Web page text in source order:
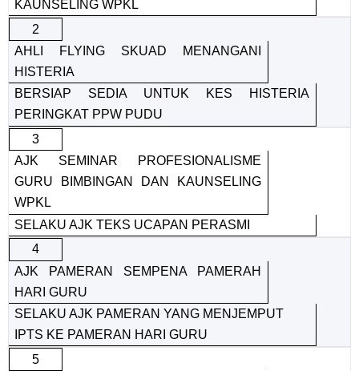
KAUNSELING WPKL
2
AHLI FLYING SKUAD MENANGANI
HISTERIA
BERSIAP SEDIA UNTUK KES HISTERIA
PERINGKAT PPW PUDU
3
AJK SEMINAR PROFESIONALISME
GURU BIMBINGAN DAN KAUNSELING
WPKL
SELAKU AJK TEKS UCAPAN PERASMI
4
AJK PAMERAN SEMPENA PAMERAH
HARI GURU
SELAKU AJK PAMERAN YANG MENJEMPUT
IPTS KE PAMERAN HARI GURU
5